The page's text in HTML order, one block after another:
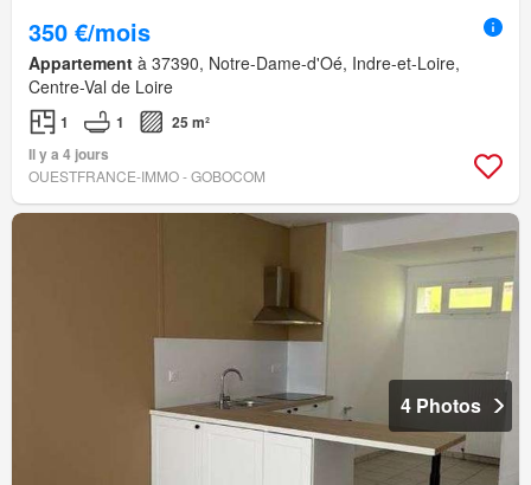
350 €/mois
Appartement à 37390, Notre-Dame-d'Oé, Indre-et-Loire,
Centre-Val de Loire
1 1
25 m²
Il y a 4 jours
OUESTFRANCE-IMMO - GOBOCOM
4 Photos